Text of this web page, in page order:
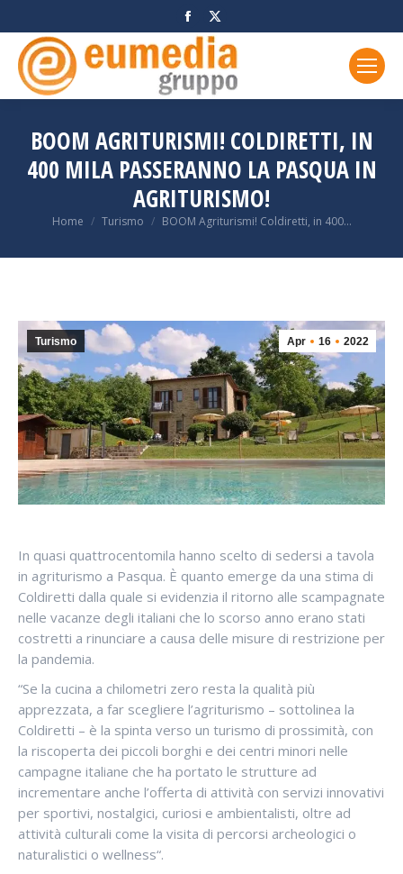
Facebook
page
opens
in
window
page
opens
in
window
BOOM AGRITURISMI! COLDIRETTI, IN
400 MILA PASSERANNO LA PASQUA IN
AGRITURISMO!
You are here:
Home Turismo BOOM Agriturismi! Coldiretti, in 400…
Apr 16 2022
Turismo
In quasi quattrocentomila hanno scelto di sedersi a tavola
in agriturismo a Pasqua. È quanto emerge da una stima di
Coldiretti dalla quale si evidenzia il ritorno alle scampagnate
nelle vacanze degli italiani che lo scorso anno erano stati
costretti a rinunciare a causa delle misure di restrizione per
la pandemia.
“Se la cucina a chilometri zero resta la qualità più
apprezzata, a far scegliere l’agriturismo – sottolinea la
Coldiretti – è la spinta verso un turismo di prossimità, con
la riscoperta dei piccoli borghi e dei centri minori nelle
campagne italiane che ha portato le strutture ad
incrementare anche l’offerta di attività con servizi innovativi
per sportivi, nostalgici, curiosi e ambientalisti, oltre ad
attività culturali come la visita di percorsi archeologici o
naturalistici o wellness“.